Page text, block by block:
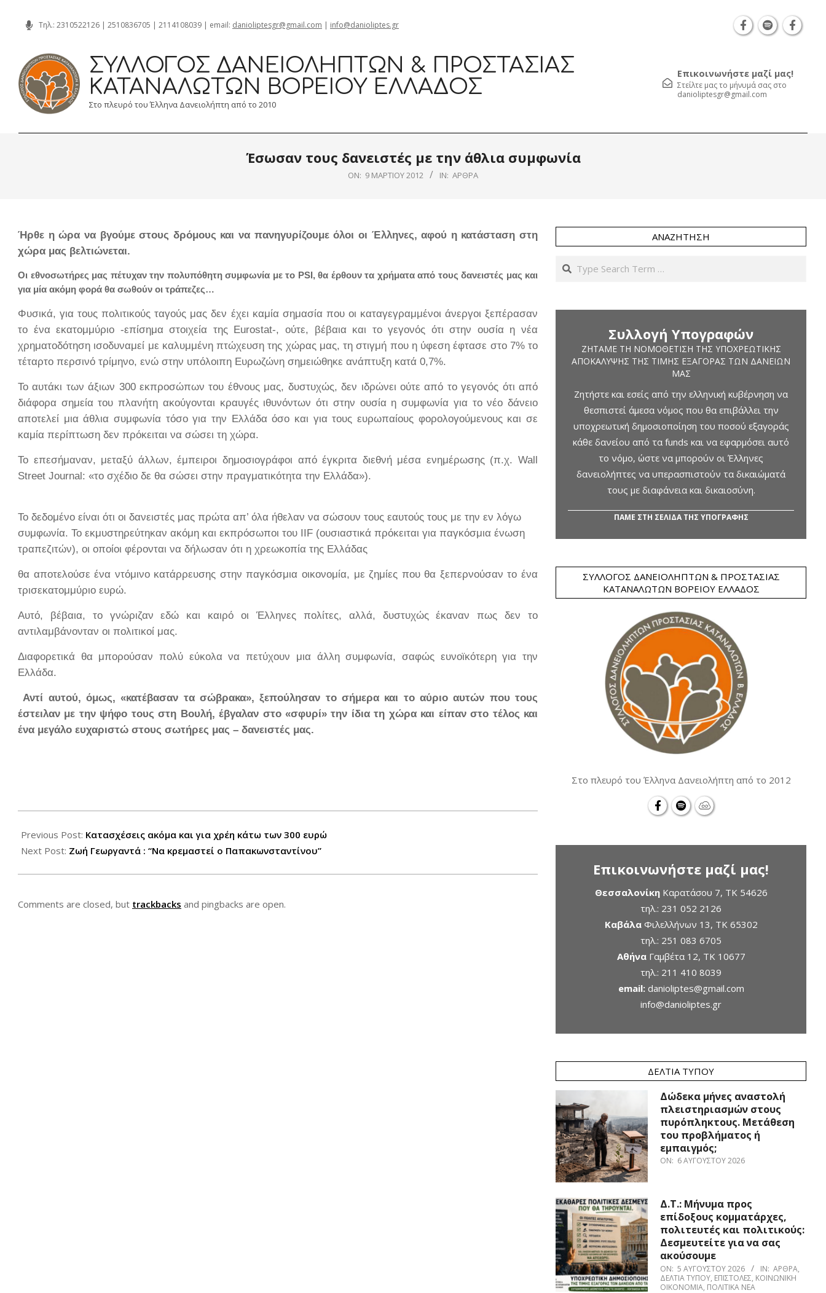
content
Τηλ.: 2310522126 | 2510836705 | 2114108039 | email: danioliptesgr@gmail.com | info@danioliptes.gr
ΣΎΛΛΟΓΟΣ ΔΑΝΕΙΟΛΗΠΤΏΝ & ΠΡΟΣΤΑΣΊΑΣ
ΚΑΤΑΝΑΛΩΤΏΝ ΒΟΡΕΊΟΥ ΕΛΛΆΔΟΣ
Στο πλευρό του Έλληνα Δανειολήπτη από το 2010
Επικοινωνήστε μαζί μας!
Στείλτε μας το μήνυμά σας στο
danioliptesgr@gmail.com
Έσωσαν τους δανειστές με την άθλια συμφωνία
ON: 9 ΜΑΡΤΊΟΥ 2012 IN: ΆΡΘΡΑ
Ήρθε η ώρα να βγούμε στους δρόμους και να πανηγυρίζουμε όλοι οι Έλληνες, αφού η κατάσταση στη
χώρα μας βελτιώνεται.
Οι εθνοσωτήρες μας πέτυχαν την πολυπόθητη συμφωνία με το PSI, θα έρθουν τα χρήματα από τους δανειστές μας και
για μία ακόμη φορά θα σωθούν οι τράπεζες…
Φυσικά, για τους πολιτικούς ταγούς μας δεν έχει καμία σημασία που οι καταγεγραμμένοι άνεργοι ξεπέρασαν
το ένα εκατομμύριο -επίσημα στοιχεία της Eurostat-, ούτε, βέβαια και το γεγονός ότι στην ουσία η νέα
χρηματοδότηση ισοδυναμεί με καλυμμένη πτώχευση της χώρας μας, τη στιγμή που η ύφεση έφτασε στο 7% το
τέταρτο περσινό τρίμηνο, ενώ στην υπόλοιπη Ευρωζώνη σημειώθηκε ανάπτυξη κατά 0,7%.
Το αυτάκι των άξιων 300 εκπροσώπων του έθνους μας, δυστυχώς, δεν ιδρώνει ούτε από το γεγονός ότι από
διάφορα σημεία του πλανήτη ακούγονται κραυγές ιθυνόντων ότι στην ουσία η συμφωνία για το νέο δάνειο
αποτελεί μια άθλια συμφωνία τόσο για την Ελλάδα όσο και για τους ευρωπαίους φορολογούμενους και σε
καμία περίπτωση δεν πρόκειται να σώσει τη χώρα.
Το επεσήμαναν, μεταξύ άλλων, έμπειροι δημοσιογράφοι από έγκριτα διεθνή μέσα ενημέρωσης (π.χ. Wall
Street Journal: «το σχέδιο δε θα σώσει στην πραγματικότητα την Ελλάδα»).
Το δεδομένο είναι ότι οι δανειστές μας πρώτα απ’ όλα ήθελαν να σώσουν τους εαυτούς τους με την εν λόγω
συμφωνία. Το εκμυστηρεύτηκαν ακόμη και εκπρόσωποι του IIF (ουσιαστικά πρόκειται για παγκόσμια ένωση
τραπεζιτών), οι οποίοι φέρονται να δήλωσαν ότι η χρεωκοπία της Ελλάδας
θα αποτελούσε ένα ντόμινο κατάρρευσης στην παγκόσμια οικονομία, με ζημίες που θα ξεπερνούσαν το ένα
τρισεκατομμύριο ευρώ.
Αυτό, βέβαια, το γνώριζαν εδώ και καιρό οι Έλληνες πολίτες, αλλά, δυστυχώς έκαναν πως δεν το
αντιλαμβάνονταν οι πολιτικοί μας.
Διαφορετικά θα μπορούσαν πολύ εύκολα να πετύχουν μια άλλη συμφωνία, σαφώς ευνοϊκότερη για την
Ελλάδα.
Αντί αυτού, όμως, «κατέβασαν τα σώβρακα», ξεπούλησαν το σήμερα και το αύριο αυτών που τους
έστειλαν με την ψήφο τους στη Βουλή, έβγαλαν στο «σφυρί» την ίδια τη χώρα και είπαν στο τέλος και
ένα μεγάλο ευχαριστώ στους σωτήρες μας – δανειστές μας.
03-
09
Previous Post: Κατασχέσεις ακόμα και για χρέη κάτω των 300 ευρώ
Next Post: Ζωή Γεωργαντά : “Να κρεμαστεί ο Παπακωνσταντίνου”
Comments are closed, but trackbacks and pingbacks are open.
ΑΝΑΖΉΤΗΣΗ
Search
Συλλογή Υπογραφών
ΖΗΤΆΜΕ ΤΗ ΝΟΜΟΘΈΤΙΣΗ ΤΗΣ ΥΠΟΧΡΕΩΤΙΚΉΣ
ΑΠΟΚΆΛΥΨΗΣ ΤΗΣ ΤΙΜΉΣ ΕΞΑΓΟΡΆΣ ΤΩΝ ΔΑΝΕΊΩΝ
ΜΑΣ
Ζητήστε και εσείς από την ελληνική κυβέρνηση να
θεσπιστεί άμεσα νόμος που θα επιβάλλει την
υποχρεωτική δημοσιοποίηση του ποσού εξαγοράς
κάθε δανείου από τα funds και να εφαρμόσει αυτό
το νόμο, ώστε να μπορούν οι Έλληνες
δανειολήπτες να υπερασπιστούν τα δικαιώματά
τους με διαφάνεια και δικαιοσύνη.
ΠΑΜΕ ΣΤΗ ΣΕΛΙΔΑ ΤΗΣ ΥΠΟΓΡΑΦΗΣ
ΣΎΛΛΟΓΟΣ ΔΑΝΕΙΟΛΗΠΤΏΝ & ΠΡΟΣΤΑΣΊΑΣ
ΚΑΤΑΝΑΛΩΤΏΝ ΒΟΡΕΊΟΥ ΕΛΛΆΔΟΣ
Στο πλευρό του Έλληνα Δανειολήπτη από το 2012
Επικοινωνήστε μαζί μας!
ΘεσσαλονίκηΚαρατάσου 7, TK 54626
τηλ.: 231 052 2126
ΚαβάλαΦιλελλήνων 13, ΤΚ 65302
τηλ.: 251 083 6705
ΑθήναΓαμβέτα 12, ΤΚ 10677
τηλ.: 211 410 8039
email: danioliptes@gmail.com
info@danioliptes.gr
ΔΕΛΤΊΑ ΤΎΠΟΥ
Δώδεκα μήνες αναστολή
πλειστηριασμών στους
πυρόπληκτους. Μετάθεση
του προβλήματος ή
εμπαιγμός;
ON: 6 ΑΥΓΟΎΣΤΟΥ 2026
Δ.Τ.: Μήνυμα προς
επίδοξους κομματάρχες,
πολιτευτές και πολιτικούς:
Δεσμευτείτε για να σας
ακούσουμε
ON: 5 ΑΥΓΟΎΣΤΟΥ 2026 IN: ΆΡΘΡΑ,
ΔΕΛΤΊΑ ΤΎΠΟΥ, ΕΠΙΣΤΟΛΈΣ, ΚΟΙΝΩΝΙΚΉ
ΟΙΚΟΝΟΜΊΑ, ΠΟΛΙΤΙΚΆ ΝΈΑ